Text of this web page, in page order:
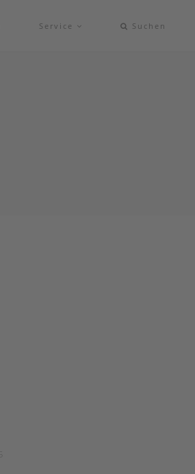
Service Suchen